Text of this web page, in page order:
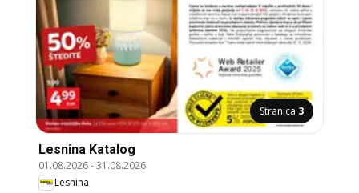
Stranica 3
Lesnina Katalog
01.08.2026-31.08.2026
Lesnina